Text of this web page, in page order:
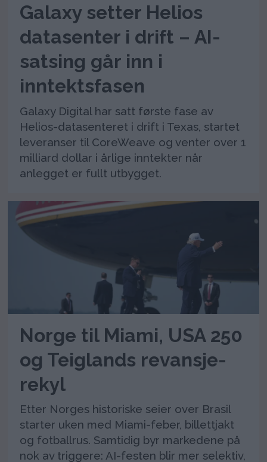
Galaxy setter Helios
datasenter i drift – AI-
satsing går inn i
inntektsfasen
Galaxy Digital har satt første fase av
Helios-datasenteret i drift i Texas, startet
leveranser til CoreWeave og venter over 1
milliard dollar i årlige inntekter når
anlegget er fullt utbygget.
Norge til Miami, USA 250
og Teiglands revansje-
rekyl
Etter Norges historiske seier over Brasil
starter uken med Miami-feber, billettjakt
og fotballrus. Samtidig byr markedene på
nok av triggere: AI-festen blir mer selektiv,